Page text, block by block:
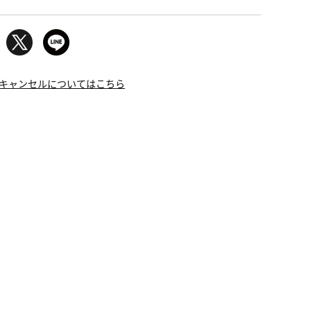
ャンセルについてはこちら